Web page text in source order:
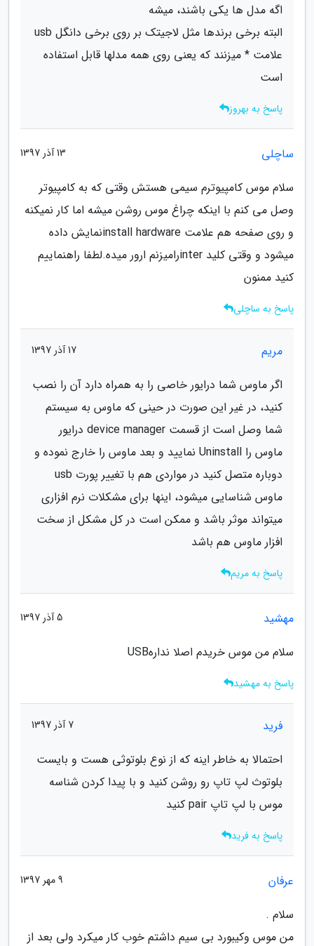
اگه مدل ها یکی باشند، میشه
البته برخی برندها مثل لاجیتک بر روی برخی دانگل usb
علامت * میزنند که یعنی روی همه مدلها قابل استفاده
است
پاسخ به بهروز
ساچلی 13 آذر 1397
سلام موس کامپیوترم سیمی هستش وقتی که به کامپیوتر
وصل می کنم با اینکه چراغ موس روشن میشه اما کار نمیکنه
و روی صفحه هم علامت install hardwareنمایش داده
میشود و وقتی کلید interرامیزنم ارور میده.لطفا راهنماییم
کنید ممنون
پاسخ به ساچلی
مریم 17 آذر 1397
اگر ماوس شما درایور خاصی را به همراه دارد آن را نصب
کنید، در غیر این صورت در حینی که ماوس به سیستم
شما وصل است از قسمت device manager درایور
ماوس را Uninstall نمایید و بعد ماوس را خارج نموده و
دوباره متصل کنید در مواردی هم با تغییر پورت usb
ماوس شناسایی میشود، اینها برای مشکلات نرم افزاری
میتواند موثر باشد و ممکن است در کل مشکل از سخت
افزار ماوس هم باشد
پاسخ به مریم
مهشید 5 آذر 1397
سلام من موس خریدم اصلا ندارهUSB
پاسخ به مهشید
فرید 7 آذر 1397
احتمالا به خاطر اینه که از نوع بلوتوثی هست و بایست
بلوتوث لپ تاپ رو روشن کنید و با پیدا کردن شناسه
موس با لپ تاپ pair کنید
پاسخ به فرید
عرفان 9 مهر 1397
سلام .
من موس وکیبورد بی سیم داشتم خوب کار میکرد ولی بعد از